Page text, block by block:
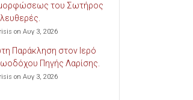
του Σωτήρος
on Αυγ 3, 2026
Παράκληση στον Ιερό
Πηγής Λαρίσης.
on Αυγ 3, 2026